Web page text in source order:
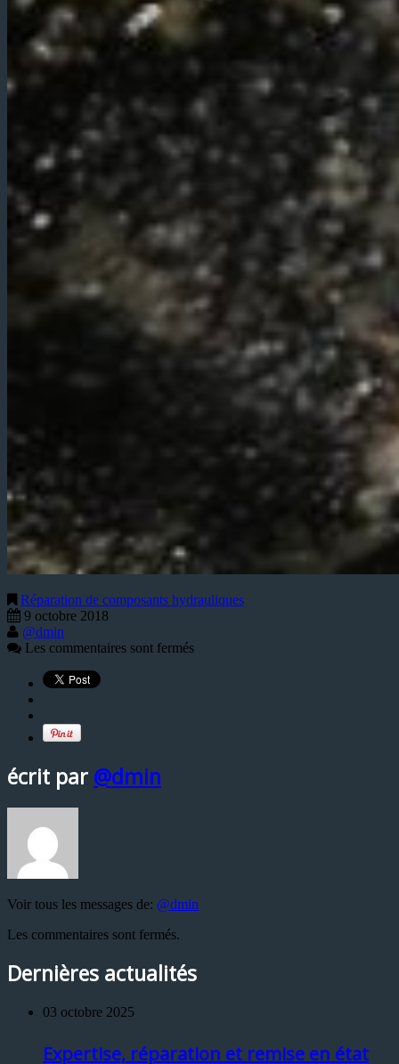
Réparation de composants hydrauliques
9 octobre 2018
@dmin
Les commentaires sont fermés
écrit par @dmin
Voir tous les messages de: @dmin
Les commentaires sont fermés.
Dernières actualités
03 octobre 2025
Expertise, réparation et remise en état